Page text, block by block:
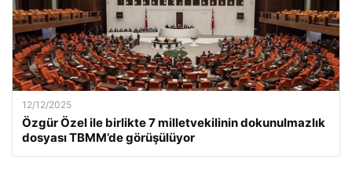
12/12/2025
Özgür Özel ile birlikte 7 milletvekilinin dokunulmazlık
dosyası TBMM’de görüşülüyor